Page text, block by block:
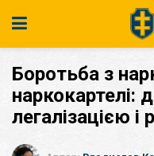
Боротьба з
наркокартелі:
легалізацією